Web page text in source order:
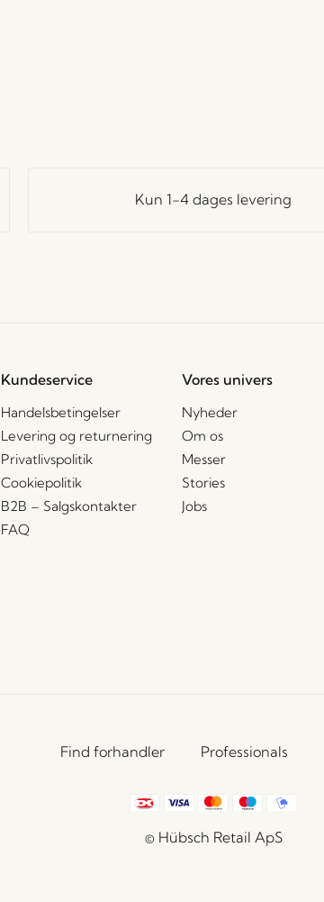
Kun 1-4 dages levering
Kundeservice
Handelsbetingelser
Levering og returnering
Privatlivspolitik
Cookiepolitik
B2B – Salgskontakter
FAQ
Vores univers
Nyheder
Om os
Messer
Stories
Jobs
Find forhandler Professionals
© Hübsch Retail ApS